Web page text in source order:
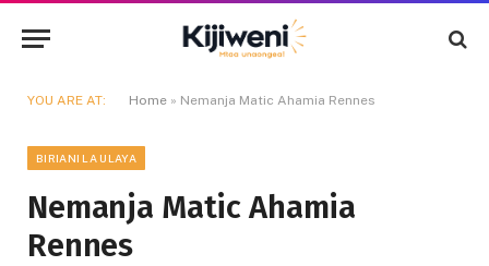
YOU ARE AT: Home » Nemanja Matic Ahamia Rennes
BIRIANI LA ULAYA
Nemanja Matic Ahamia
Rennes